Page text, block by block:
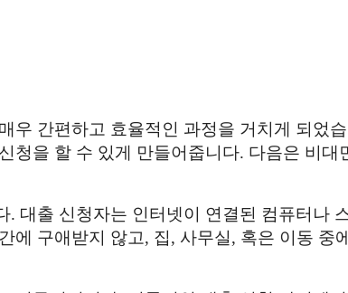
우 간편하고 효율적인 과정을 거치게 되었
을 할 수 있게 만들어줍니다. 다음은 비
대출 신청자는 인터넷이 연결된 컴퓨터나
에 구애받지 않고, 집, 사무실, 혹은 이동